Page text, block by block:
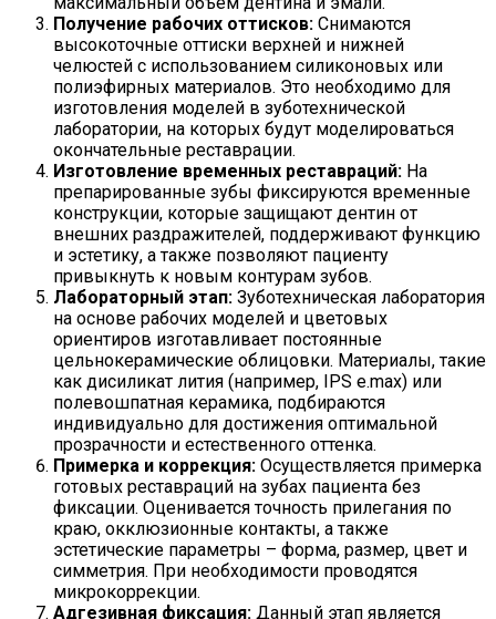
Получение рабочих оттисков: Снимаются
высокоточные оттиски верхней и нижней
челюстей с использованием силиконовых или
полиэфирных материалов. Это необходимо для
изготовления моделей в зуботехнической
лаборатории, на которых будут моделироваться
окончательные реставрации.
Изготовление временных реставраций: На
препарированные зубы фиксируются временные
конструкции, которые защищают дентин от
внешних раздражителей, поддерживают функцию
и эстетику, а также позволяют пациенту
привыкнуть к новым контурам зубов.
Лабораторный этап: Зуботехническая лаборатория
на основе рабочих моделей и цветовых
ориентиров изготавливает постоянные
цельнокерамические облицовки. Материалы, такие
как дисиликат лития (например, IPS e.max) или
полевошпатная керамика, подбираются
индивидуально для достижения оптимальной
прозрачности и естественного оттенка.
Примерка и коррекция: Осуществляется примерка
готовых реставраций на зубах пациента без
фиксации. Оценивается точность прилегания по
краю, окклюзионные контакты, а также
эстетические параметры – форма, размер, цвет и
симметрия. При необходимости проводятся
микрокоррекции.
Адгезивная фиксация: Данный этап является